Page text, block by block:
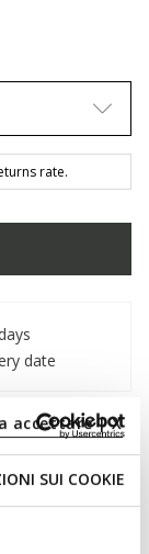
SUI COOKIE
accettare | X
rate.
date
aesthetic and
looking